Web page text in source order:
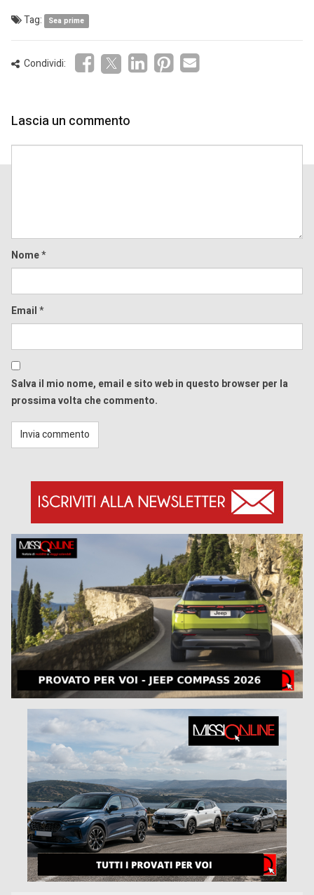
Tag: Sea prime
Condividi:
Lascia un commento
Nome*
Email*
Salva il mio nome, email e sito web in questo browser per la
prossima volta che commento.